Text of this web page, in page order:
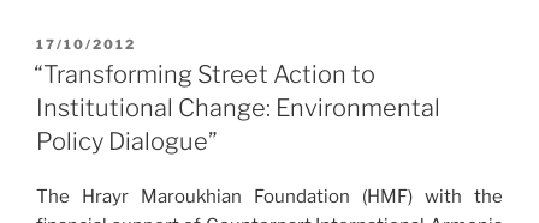
POSTED
ON
17/10/2012
“Transforming Street Action to
Institutional Change: Environmental
Policy Dialogue”
The Hrayr Maroukhian Foundation (HMF) with the